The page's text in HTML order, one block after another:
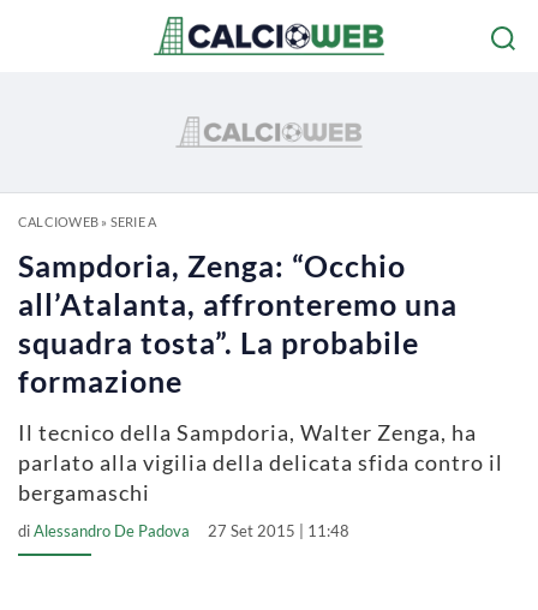
CALCIOWEB» SERIE A
Sampdoria, Zenga: “Occhio
all’Atalanta, affronteremo una
squadra tosta”. La probabile
formazione
Il tecnico della Sampdoria, Walter Zenga, ha
parlato alla vigilia della delicata sfida contro il
bergamaschi
diAlessandro De Padova 27 Set 2015 | 11:48